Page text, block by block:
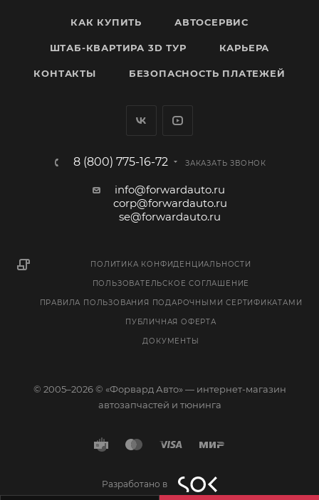
КАК КУПИТЬ АВТОСЕРВИС
ШТАБ-КВАРТИРА 3D ТУР КАРЬЕРА
КОНТАКТЫ БЕЗОПАСНОСТЬ ПЛАТЕЖЕЙ
8 (800) 775-16-72 ЗАКАЗАТЬ ЗВОНОК
info@forwardauto.ru
corp@forwardauto.ru
se@forwardauto.ru
ПОЛИТИКА КОНФИДЕНЦИАЛЬНОСТИ
ПОЛЬЗОВАТЕЛЬСКОЕ СОГЛАШЕНИЕ
ПРАВИЛА ПОЛЬЗОВАНИЯ ПОДАРОЧНЫМИ СЕРТИФИКАТАМИ
ПУБЛИЧНАЯ ОФЕРТА
ДОКУМЕНТЫ
© 2005–2026 © «Форвард Авто» — интернет-магазин
автозапчастей и тюнинга
Разработано в